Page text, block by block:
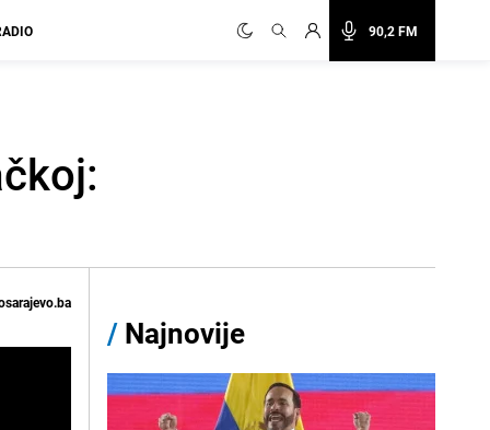
90,2 FM
/ Najnovije